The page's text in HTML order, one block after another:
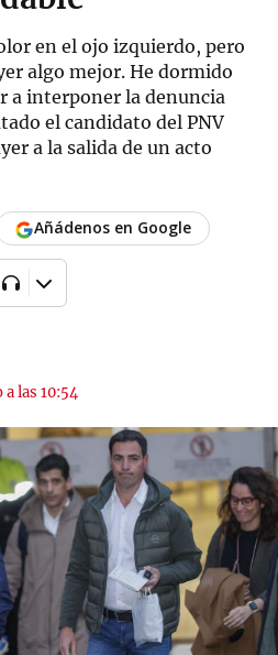
en el ojo izquierdo, pero
algo mejor. He dormido
a interponer la denuncia
el candidato del PNV
a la salida de un acto
las 10:54
Añádenos en Google